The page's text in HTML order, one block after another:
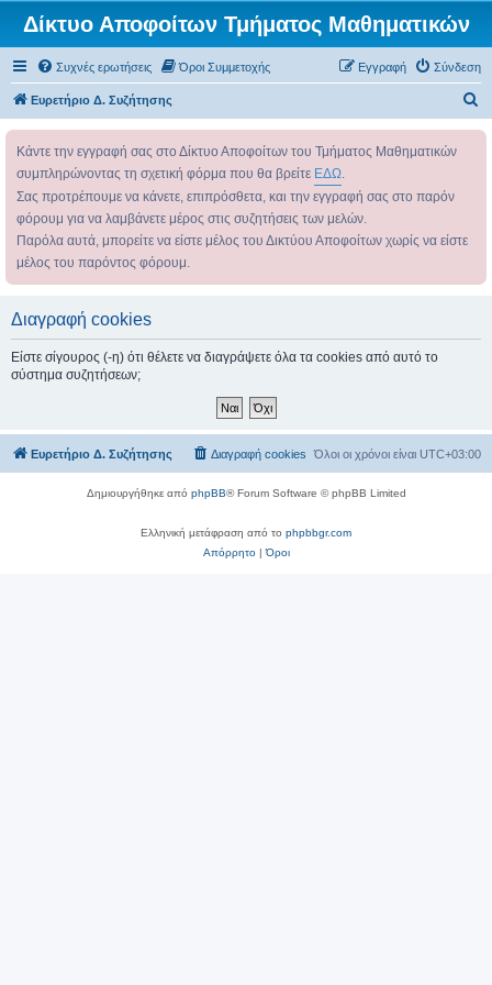
Δίκτυο Αποφοίτων Τμήματος Μαθηματικών
Συχνές ερωτήσεις Όροι Συμμετοχής Σύνδεση
Εγγραφή
Ευρετήριο Δ. Συζήτησης
σ
Κάντε την εγγραφή σας στο Δίκτυο Αποφοίτων του Τμήματος Μαθηματικών
συμπληρώνοντας τη σχετική φόρμα που θα βρείτε ΕΔΩ.
Σας προτρέπουμε να κάνετε, επιπρόσθετα, και την εγγραφή σας στο παρόν
φόρουμ για να λαμβάνετε μέρος στις συζητήσεις των μελών.
Παρόλα αυτά, μπορείτε να είστε μέλος του Δικτύου Αποφοίτων χωρίς να είστε
μέλος του παρόντος φόρουμ.
Διαγραφή cookies
Είστε σίγουρος (-η) ότι θέλετε να διαγράψετε όλα τα cookies από αυτό το
σύστημα συζητήσεων;
Ευρετήριο Δ. Συζήτησης Όλοι οι χρόνοι είναι UTC+03:00
Διαγραφή cookies
Δημιουργήθηκε από phpBB® Forum Software © phpBB Limited
Ελληνική μετάφραση από το phpbbgr.com
Απόρρητο|Όροι